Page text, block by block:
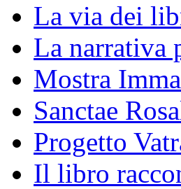
La via dei
La narrativa
Mostra
Sanctae
Progetto
Il libro